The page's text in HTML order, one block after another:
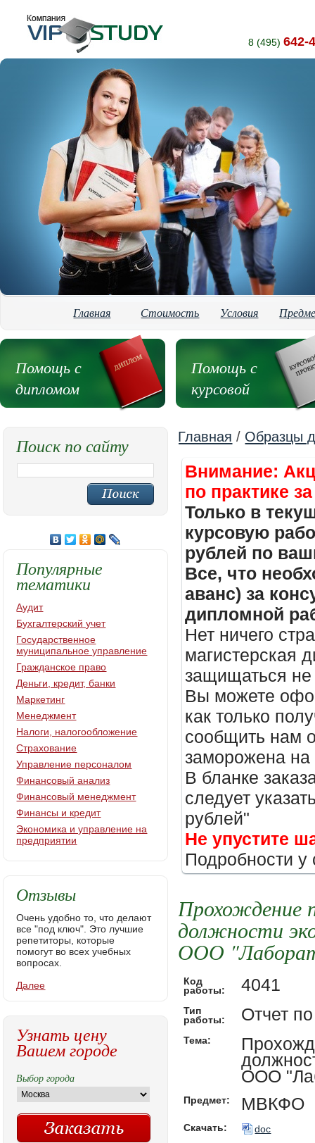
8 (495) 642-
Главная Стоимость Условия
Помощь с
дипломом
Помощь с
курсовой
Главная / Образцы
Внимание:
по практике
Только в
курсовую
рублей по
Все, что
аванс) за
дипломной
Нет ничего
магистерская
защищаться не
Вы можете
как только
сообщить нам
заморожена
В бланке
следует
рублей"
Не упустите
Подробности
Прохождение
должности
ООО
Код
работы:
4041
Тип
работы:
Отчет
Тема:
ООО
Предмет: МВКФО
Скачать:
doc
Поиск по сайту
Популярные
тематики
Аудит
Бухгалтерский учет
Государственное
муниципальное управление
Гражданское право
Деньги, кредит, банки
Маркетинг
Менеджмент
Налоги, налогообложение
Страхование
Управление персоналом
Финансовый анализ
Финансовый менеджмент
Финансы и кредит
Экономика и управление на
предприятии
Отзывы
Очень удобно то, что делают
все "под ключ". Это лучшие
репетиторы, которые
помогут во всех учебных
вопросах.
Далее
Узнать цену
Вашем городе
Выбор города